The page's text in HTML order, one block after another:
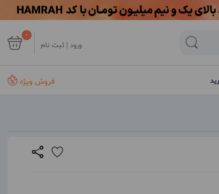
ورود | ثبت نام
0
فروش ویژه